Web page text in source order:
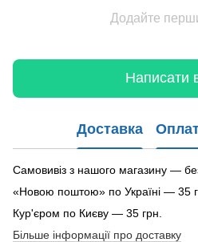
Додайте
Написати
Доставка
Самовивіз з нашого магазину —
«Новою поштою» по Україні — 35
Кур'єром по Києву — 35 грн.
Більше інформації про доставку